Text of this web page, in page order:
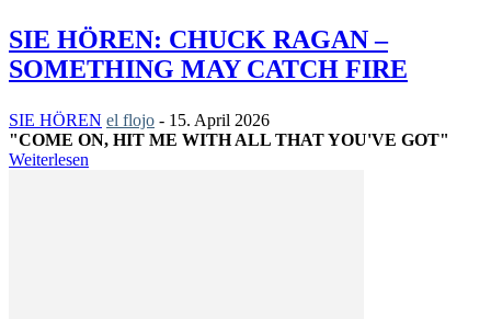
SIE HÖREN: CHUCK RAGAN –
SOMETHING MAY CATCH FIRE
SIE HÖREN el flojo - 15. April 2026
"COME ON, HIT ME WITH ALL THAT YOU'VE GOT"
Weiterlesen